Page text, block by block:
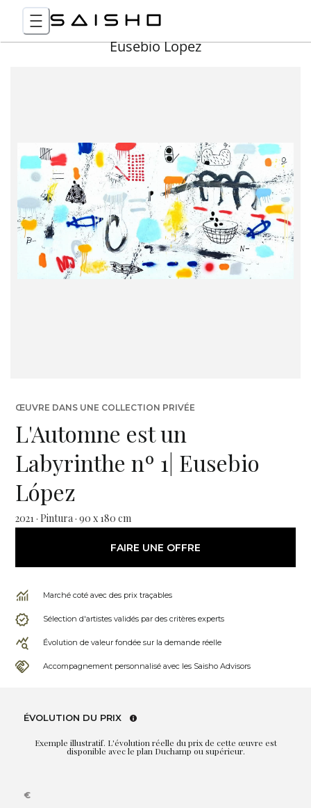
Eusebio Lopez
ŒUVRE DANS UNE COLLECTION PRIVÉE
L'Automne est un
Labyrinthe nº 1| Eusebio
López
2021 · Pintura · 90 x 180 cm
FAIRE UNE OFFRE
Marché coté avec des prix traçables
Sélection d'artistes validés par des critères experts
Évolution de valeur fondée sur la demande réelle
Accompagnement personnalisé avec les Saisho Advisors
ÉVOLUTION DU PRIX
Exemple illustratif. L'évolution réelle du prix de cette œuvre est
disponible avec le plan Duchamp ou supérieur.